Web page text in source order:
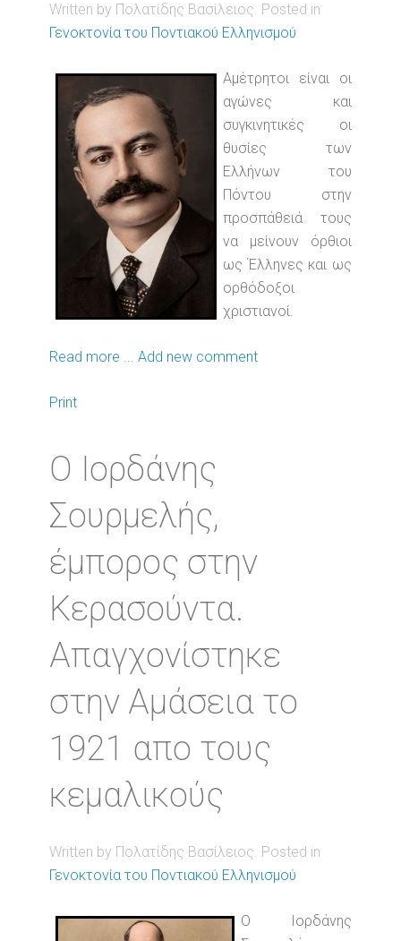
Written by Πολατίδης Βασίλειος. Posted in
Γενοκτονία του Ποντιακού Ελληνισμού
Αμέτρητοι είναι οι
αγώνες και
συγκινητικές οι
θυσίες των
Ελλήνων του
Πόντου στην
προσπάθειά τους
να μείνουν όρθιοι
ως Έλληνες και ως
ορθόδοξοι
χριστιανοί.
Read more ... Add new comment
Print
Ο Ιορδάνης
Σουρμελής,
έμπορος στην
Κερασούντα.
Απαγχονίστηκε
στην Αμάσεια το
1921 απο τους
κεμαλικούς
Written by Πολατίδης Βασίλειος. Posted in
Γενοκτονία του Ποντιακού Ελληνισμού
Ο Ιορδάνης